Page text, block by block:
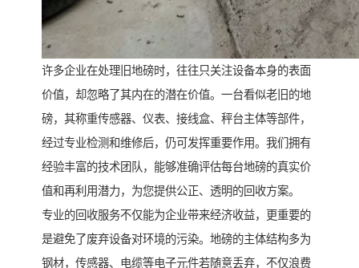
许多企业在处理旧地磅时，往往只关注设备本身的表面
价值，却忽略了其内在的潜在价值。一台看似老旧的地
磅，其称重传感器、仪表、接线盒、秤台主体等部件，
经过专业检测和维修后，仍可发挥重要作用。我们拥有
经验丰富的技术团队，能够准确评估每台地磅的真实价
值和再利用潜力，为您提供公正、透明的回收方案。
专业的回收服务不仅能为企业带来经济收益，更重要的
是避免了废弃设备对环境的污染。地磅的主体结构多为
钢材，传感器、电缆等电子元件若随意丢弃，不仅浪费